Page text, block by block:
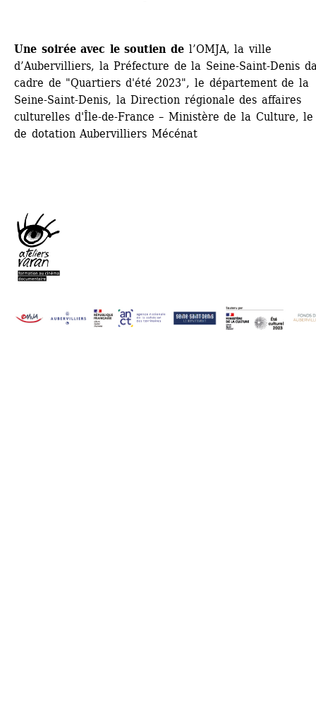
Une soirée avec le soutien de l’OMJA, la ville
d’Aubervilliers, la Préfecture de la Seine-Saint-Denis
cadre de "Quartiers d'été 2023", le département de la
Seine-Saint-Denis, la Direction régionale des affaires
culturelles d'Île-de-France – Ministère de la Culture, le
de dotation Aubervilliers Mécénat